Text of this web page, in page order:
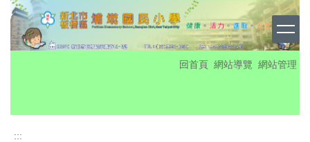
跳
到
主
要
:::
回首頁 網站導覽 網站管理
:::